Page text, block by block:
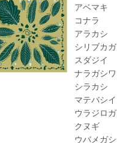
アベマキ
コナラ
アラカシ
シリブカ
スダジイ
ナラガシワ
シラカシ
マテバシイ
ウラジロ
クヌギ
ウバメガシ